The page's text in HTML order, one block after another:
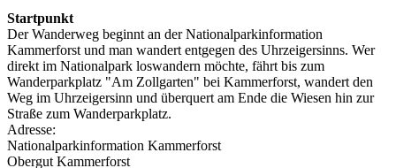
Startpunkt
Der Wanderweg beginnt an der Nationalparkinformation
Kammerforst und man wandert entgegen des Uhrzeigersinns. Wer
direkt im Nationalpark loswandern möchte, fährt bis zum
Wanderparkplatz "Am Zollgarten" bei Kammerforst, wandert den
Weg im Uhrzeigersinn und überquert am Ende die Wiesen hin zur
Straße zum Wanderparkplatz.
Adresse:
Nationalparkinformation Kammerforst
Obergut Kammerforst